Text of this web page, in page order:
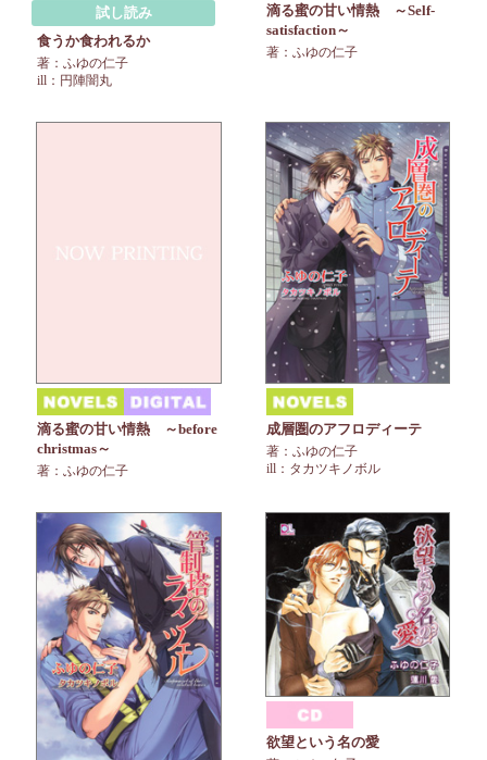
試し読み
食うか食われるか
著：ふゆの仁子
ill：円陣闇丸
滴る蜜の甘い情熱 ～Self-
satisfaction～
著：ふゆの仁子
滴る蜜の甘い情熱 ～before
christmas～
著：ふゆの仁子
成層圏のアフロディーテ
著：ふゆの仁子
ill：タカツキノボル
欲望という名の愛